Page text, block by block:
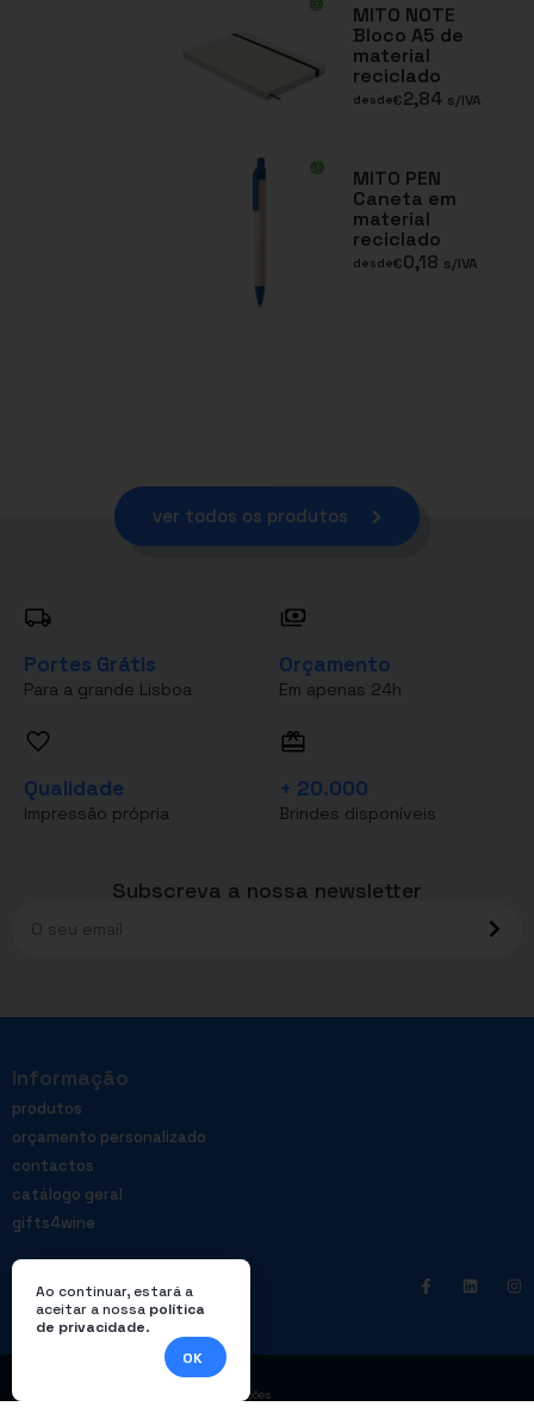
MITO NOTE
Bloco A5 de
material
reciclado
desde€2,84 s/IVA
MITO PEN
Caneta em
material
reciclado
desde€0,18 s/IVA
ver todos os produtos
Portes Grátis
Para a grande Lisboa
Orçamento
Em apenas 24h
Qualidade
Impressão própria
+ 20.000
Brindes disponíveis
Subscreva a nossa newsletter
Informação
produtos
orçamento personalizado
contactos
catálogo geral
gifts4wine
Livro de reclamações
Ao continuar, estará a
aceitar a nossa política
de privacidade.
OK